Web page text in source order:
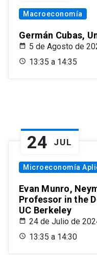
Macroeconomía
Germán Cubas,
5 de Agosto de
13:35 a 14:35
24 JUL
Microeconomía
Evan Munro,
Professor in the
UC Berkeley
24 de Julio de
13:35 a 14:30